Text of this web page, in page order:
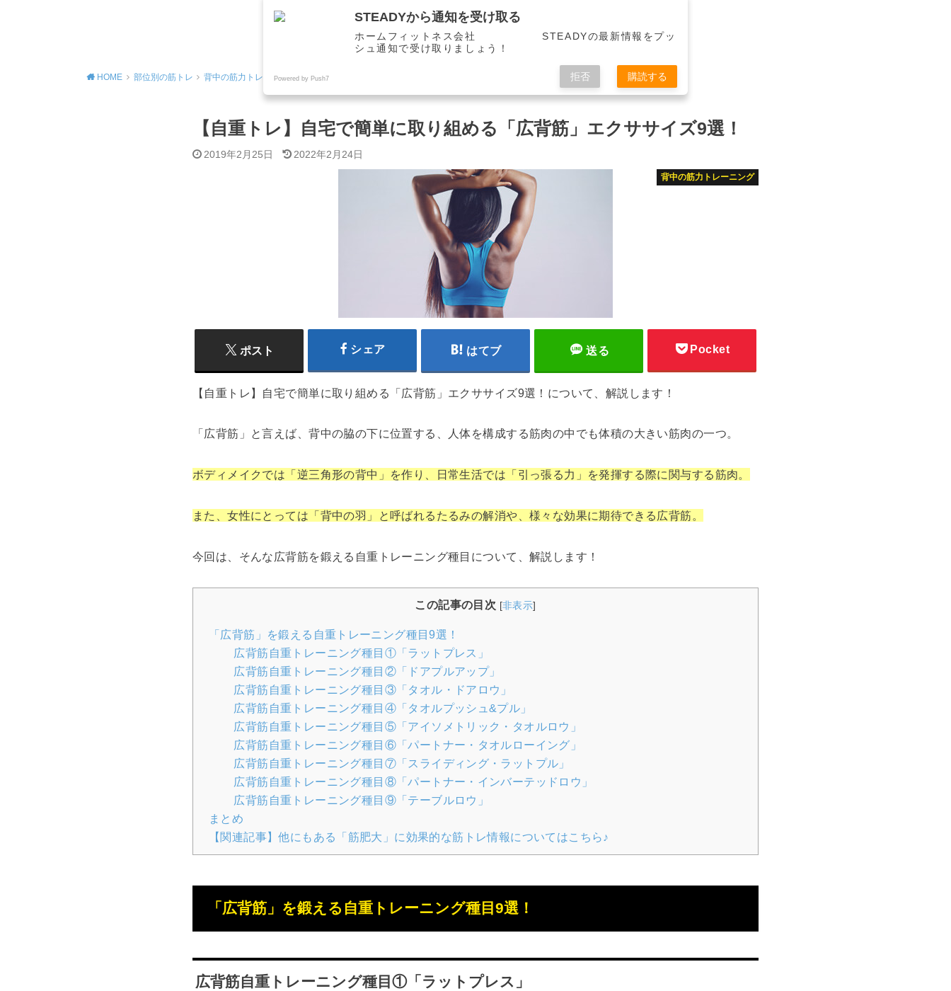
HOME 部位別の筋トレ 背中の筋力トレーニング
【自重トレ】自宅で簡単に取り組める「広背筋」エクササイズ9選！
2019年2月25日 2022年2月24日
背中の筋力トレーニング
ポスト シェア はてブ 送る Pocket
【自重トレ】自宅で簡単に取り組める「広背筋」エクササイズ9選！について、解説します！
「広背筋」と言えば、背中の脇の下に位置する、人体を構成する筋肉の中でも体積の大きい筋肉の一つ。
ボディメイクでは「逆三角形の背中」を作り、日常生活では「引っ張る力」を発揮する際に関与する筋肉。
また、女性にとっては「背中の羽」と呼ばれるたるみの解消や、様々な効果に期待できる広背筋。
今回は、そんな広背筋を鍛える自重トレーニング種目について、解説します！
この記事の目次 [非表示]
「広背筋」を鍛える自重トレーニング種目9選！
広背筋自重トレーニング種目①「ラットプレス」
広背筋自重トレーニング種目②「ドアプルアップ」
広背筋自重トレーニング種目③「タオル・ドアロウ」
広背筋自重トレーニング種目④「タオルプッシュ&プル」
広背筋自重トレーニング種目⑤「アイソメトリック・タオルロウ」
広背筋自重トレーニング種目⑥「パートナー・タオルローイング」
広背筋自重トレーニング種目⑦「スライディング・ラットプル」
広背筋自重トレーニング種目⑧「パートナー・インバーテッドロウ」
広背筋自重トレーニング種目⑨「テーブルロウ」
まとめ
【関連記事】他にもある「筋肥大」に効果的な筋トレ情報についてはこちら♪
「広背筋」を鍛える自重トレーニング種目9選！
広背筋自重トレーニング種目①「ラットプレス」
STEADYから通知を受け取る
ホームフィットネス会社 STEADYの最新情報をプッ
シュ通知で受け取りましょう！
Powered by Push7 拒否 購読する